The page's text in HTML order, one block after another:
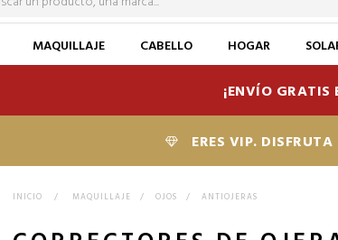
MAQUILLAJE CABELLO HOGAR
¡ENVÍO GRATIS
ERES VIP.
INICIO > MAQUILLAJE > OJOS > ANTIOJERAS